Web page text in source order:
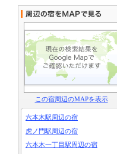
この宿周辺のMAPを表示
六本木駅周辺の宿
虎ノ門駅周辺の宿
六本木一丁目駅周辺の宿